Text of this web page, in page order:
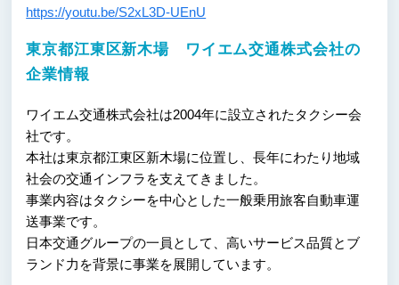
https://youtu.be/S2xL3D-UEnU
東京都江東区新木場 ワイエム交通株式会社の
企業情報
ワイエム交通株式会社は2004年に設立されたタクシー会
社です。
本社は東京都江東区新木場に位置し、長年にわたり地域
社会の交通インフラを支えてきました。
事業内容はタクシーを中心とした一般乗用旅客自動車運
送事業です。
日本交通グループの一員として、高いサービス品質とブ
ランド力を背景に事業を展開しています。